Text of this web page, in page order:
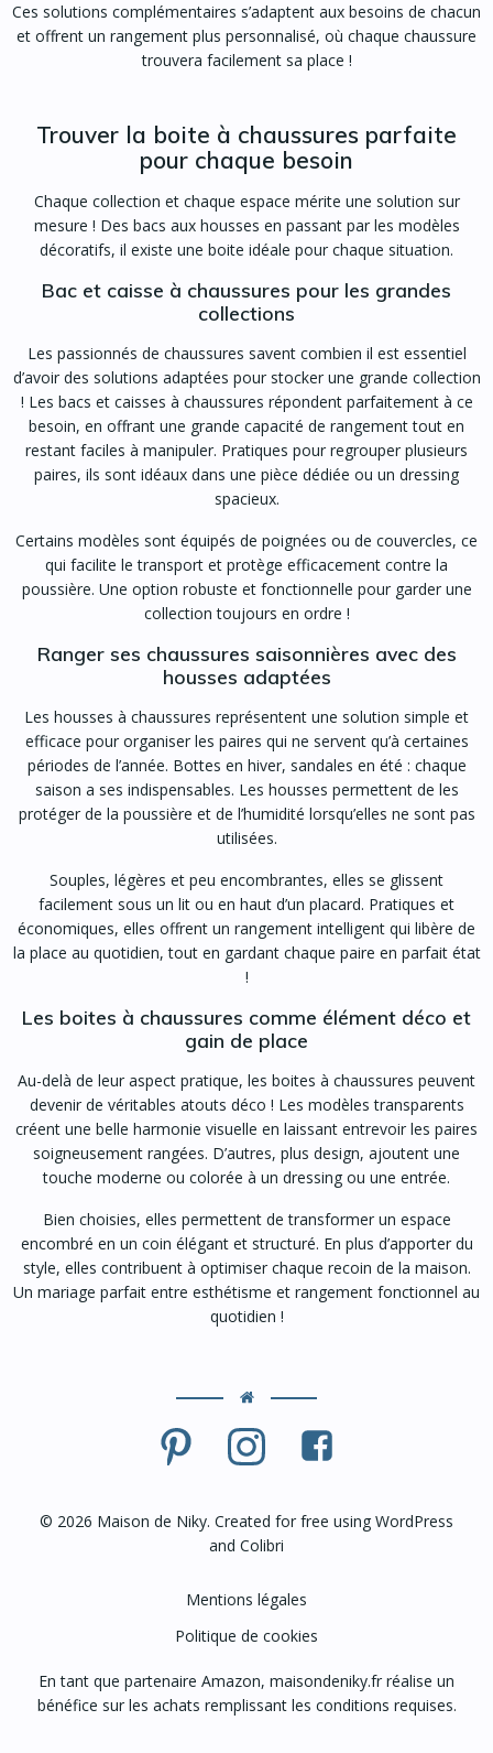
Ces solutions complémentaires s’adaptent aux besoins de chacun
et offrent un rangement plus personnalisé, où chaque chaussure
trouvera facilement sa place !
Trouver la boite à chaussures parfaite
pour chaque besoin
Chaque collection et chaque espace mérite une solution sur
mesure ! Des bacs aux housses en passant par les modèles
décoratifs, il existe une boite idéale pour chaque situation.
Bac et caisse à chaussures pour les grandes
collections
Les passionnés de chaussures savent combien il est essentiel
d’avoir des solutions adaptées pour stocker une grande collection
! Les bacs et caisses à chaussures répondent parfaitement à ce
besoin, en offrant une grande capacité de rangement tout en
restant faciles à manipuler. Pratiques pour regrouper plusieurs
paires, ils sont idéaux dans une pièce dédiée ou un dressing
spacieux.
Certains modèles sont équipés de poignées ou de couvercles, ce
qui facilite le transport et protège efficacement contre la
poussière. Une option robuste et fonctionnelle pour garder une
collection toujours en ordre !
Ranger ses chaussures saisonnières avec des
housses adaptées
Les housses à chaussures représentent une solution simple et
efficace pour organiser les paires qui ne servent qu’à certaines
périodes de l’année. Bottes en hiver, sandales en été : chaque
saison a ses indispensables. Les housses permettent de les
protéger de la poussière et de l’humidité lorsqu’elles ne sont pas
utilisées.
Souples, légères et peu encombrantes, elles se glissent
facilement sous un lit ou en haut d’un placard. Pratiques et
économiques, elles offrent un rangement intelligent qui libère de
la place au quotidien, tout en gardant chaque paire en parfait état
!
Les boites à chaussures comme élément déco et
gain de place
Au-delà de leur aspect pratique, les boites à chaussures peuvent
devenir de véritables atouts déco ! Les modèles transparents
créent une belle harmonie visuelle en laissant entrevoir les paires
soigneusement rangées. D’autres, plus design, ajoutent une
touche moderne ou colorée à un dressing ou une entrée.
Bien choisies, elles permettent de transformer un espace
encombré en un coin élégant et structuré. En plus d’apporter du
style, elles contribuent à optimiser chaque recoin de la maison.
Un mariage parfait entre esthétisme et rangement fonctionnel au
quotidien !
© 2026 Maison de Niky. Created for free using WordPress
and Colibri
Mentions légales
Politique de cookies
En tant que partenaire Amazon, maisondeniky.fr réalise un
bénéfice sur les achats remplissant les conditions requises.